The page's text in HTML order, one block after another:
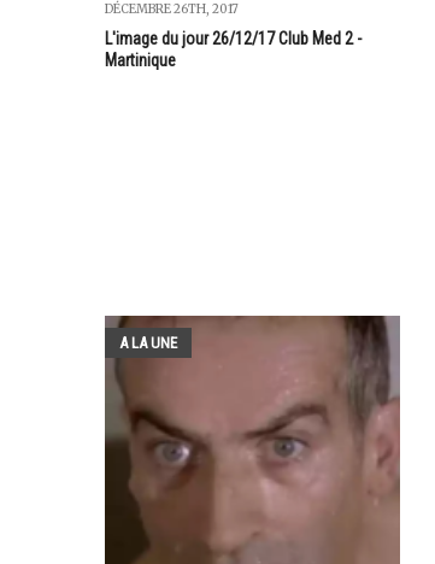
DÉCEMBRE 26TH, 2017
L'image du jour 26/12/17 Club Med 2 -
Martinique
A LA UNE